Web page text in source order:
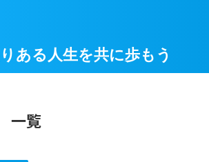
ある人生を共に歩もう
一覧